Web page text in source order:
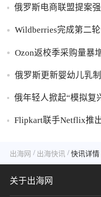
俄罗斯电商联盟提案
Wildberries完成第二
Ozon返校季采购量暴
俄罗斯更新婴幼儿乳
俄年轻人掀起“模拟复
Flipkart联手Netflix推
出海网 / 出海快讯 / 快讯详情
关于出海网